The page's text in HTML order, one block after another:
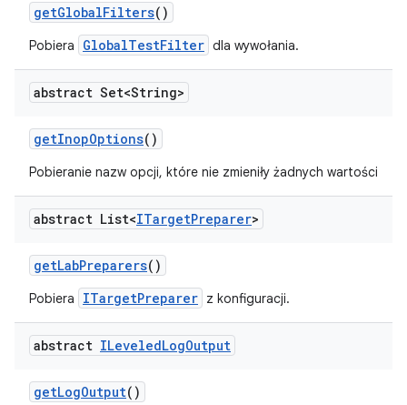
getGlobalFilters()
Pobiera GlobalTestFilter dla wywołania.
abstract Set<String>
getInopOptions()
Pobieranie nazw opcji, które nie zmieniły żadnych wartości
abstract List<ITargetPreparer>
getLabPreparers()
Pobiera ITargetPreparer z konfiguracji.
abstract ILeveledLogOutput
getLogOutput()